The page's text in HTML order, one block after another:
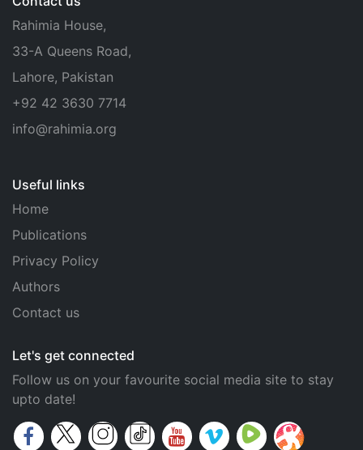
Rahimia House,
33-A Queens Road,
Lahore, Pakistan
+92 42 3630 7714
info@rahimia.org
Useful links
Home
Publications
Privacy Policy
Authors
Contact us
Let's get connected
Follow us on your favourite social media site to stay
upto date!